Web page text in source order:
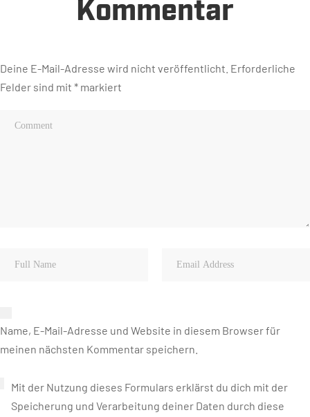
Kommentar
Deine E-Mail-Adresse wird nicht veröffentlicht. Erforderliche
Felder sind mit * markiert
Name, E-Mail-Adresse und Website in diesem Browser für
meinen nächsten Kommentar speichern.
Mit der Nutzung dieses Formulars erklärst du dich mit der
Speicherung und Verarbeitung deiner Daten durch diese